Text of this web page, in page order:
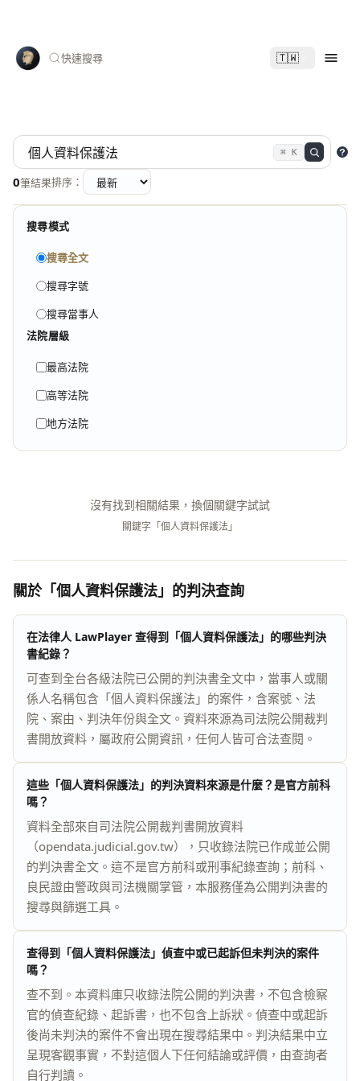
快速搜尋 🇹🇼
⌘ K
0筆結果排序：
搜尋模式
搜尋全文
搜尋字號
搜尋當事人
法院層級
最高法院
高等法院
地方法院
沒有找到相關結果，換個關鍵字試試
關鍵字「個人資料保護法」
關於「個人資料保護法」的判決查詢
在法律人 LawPlayer 查得到「個人資料保護法」的哪些判決
書紀錄？
可查到全台各級法院已公開的判決書全文中，當事人或關
係人名稱包含「個人資料保護法」的案件，含案號、法
院、案由、判決年份與全文。資料來源為司法院公開裁判
書開放資料，屬政府公開資訊，任何人皆可合法查閱。
這些「個人資料保護法」的判決資料來源是什麼？是官方前科
嗎？
資料全部來自司法院公開裁判書開放資料
（opendata.judicial.gov.tw），只收錄法院已作成並公開
的判決書全文。這不是官方前科或刑事紀錄查詢；前科、
良民證由警政與司法機關掌管，本服務僅為公開判決書的
搜尋與篩選工具。
查得到「個人資料保護法」偵查中或已起訴但未判決的案件
嗎？
查不到。本資料庫只收錄法院公開的判決書，不包含檢察
官的偵查紀錄、起訴書，也不包含上訴狀。偵查中或起訴
後尚未判決的案件不會出現在搜尋結果中。判決結果中立
呈現客觀事實，不對這個人下任何結論或評價，由查詢者
自行判讀。